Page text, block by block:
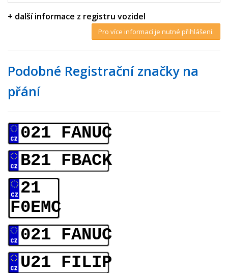
+ další informace z registru vozidel
Pro více informací je nutné přihlášení.
Podobné Registrační značky na
přání
021 FANUC
B21 FBACK
21
F0EMC
021 FANUC
U21 FILIP